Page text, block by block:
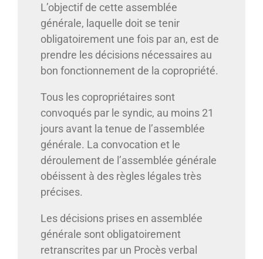
L’objectif de cette assemblée
générale, laquelle doit se tenir
obligatoirement une fois par an, est de
prendre les décisions nécessaires au
bon fonctionnement de la copropriété.
Tous les copropriétaires sont
convoqués par le syndic, au moins 21
jours avant la tenue de l’assemblée
générale. La convocation et le
déroulement de l’assemblée générale
obéissent à des règles légales très
précises.
Les décisions prises en assemblée
générale sont obligatoirement
retranscrites par un Procès verbal